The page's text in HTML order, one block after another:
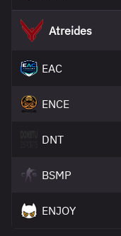
Atreides
EAC
ENCE
DNT
BSMP
ENJOY